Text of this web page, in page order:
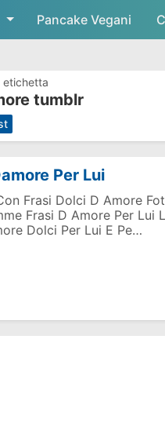
Skip to main content
Pancake Vegani
etichetta
tumblr
Per Lui
Frasi Dolci D Amore
Frasi D Amore Per Lui
Dolci Per Lui E Pe…